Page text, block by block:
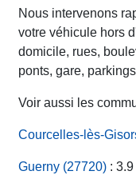
Nous intervenons
votre véhicule hors
domicile, rues,
ponts, gare,
Voir aussi les
Courcelles-lès-
Guerny (27720) :